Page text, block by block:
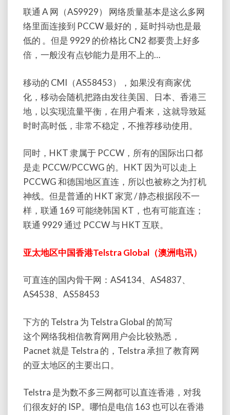
联通 A 网（AS9929） 网络质量基本是这么多网
络里面连接到 PCCW 最好的，延时抖动也是最
低的 。但是 9929 的价格比 CN2 都要贵上好多
倍，一般没有点钞能力是用不上的…
移动的 CMI（AS58453），如果没有商家优
化，移动会随机把路由发往美国、日本、香港三
地，以实现流量平衡，在用户看来，这就导致延
时时高时低，非常不稳定，不推荐移动使用。
同时，HKT 隶属于 PCCW，所有的国际出口都
是走 PCCW/PCCWG 的。HKT 因为可以走上
PCCWG 和德国地区直连，所以也被称之为打机
神线。但是普通的 HKT 家宽 / 静态根据段不一
样，联通 169 可能绕韩国 KT，也有可能直连；
联通 9929 通过 PCCW 与 HKT 互联。
亚太地区中国香港Telstra Global（澳洲电讯）
可直连的国内骨干网：AS4134、AS4837、
AS4538、AS58453
下方的 Telstra 为 Telstra Global 的简写
这个网络我相信教育网用户会比较熟悉，
Pacnet 就是 Telstra 的，Telstra 承担了教育网
的亚太地区的主要出口。
Telstra 是为数不多三网都可以直连香港，对我
们很友好的 ISP。哪怕是电信 163 也可以在香港